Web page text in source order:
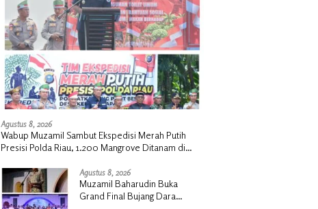
Agustus 8, 2026
Wabup Muzamil Sambut Ekspedisi Merah Putih
Presisi Polda Riau, 1.200 Mangrove Ditanam di
Agustus 8, 2026
Muzamil Baharudin Buka
Grand Final Bujang Dara